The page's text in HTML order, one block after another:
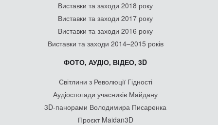
Виставки та заходи 2018 року
Виставки та заходи 2017 року
Виставки та заходи 2016 року
Виставки та заходи 2014–2015 років
ФОТО, АУДІО, ВІДЕО, 3D
Світлини з Революції Гідності
Аудіоспогади учасників Майдану
3D-панорами Володимира Писаренка
Проєкт Maidan3D